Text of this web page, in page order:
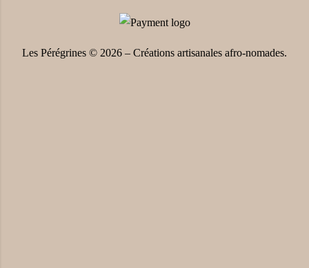
Les Pérégrines © 2026 – Créations artisanales afro-nomades.